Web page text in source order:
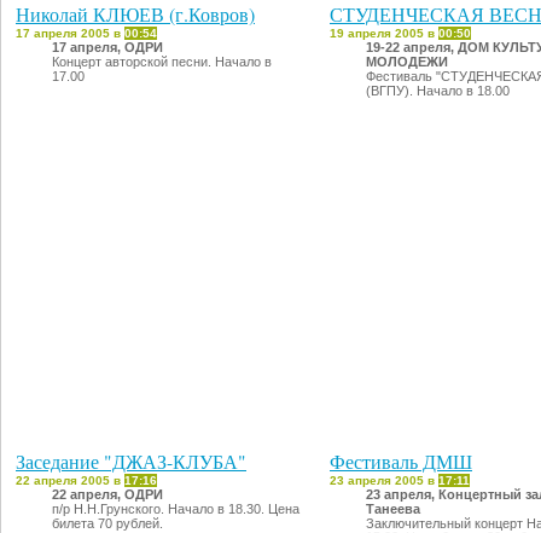
Николай КЛЮЕВ (г.Ковров)
17 апреля 2005 в 00:54
17 апреля, ОДРИ
Концерт авторской песни. Начало в
17.00
СТУДЕНЧЕСКАЯ
19 апреля 2005 в 00:50
19-22 апреля, ДОМ
МОЛОДЕЖИ
Фестиваль
(ВГПУ). Начало в 18.00
Заседание "ДЖАЗ-КЛУБА"
22 апреля 2005 в 17:16
22 апреля, ОДРИ
п/р Н.Н.Грунского. Начало в 18.30. Цена
билета 70 рублей.
Фестиваль ДМШ
23 апреля 2005 в 17:11
23 апреля, Концертный
Танеева
Заключительный концерт